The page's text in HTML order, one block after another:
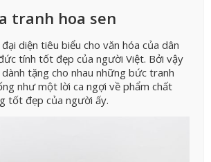
tranh hoa sen
diện tiêu biểu cho văn hóa của dân
tính tốt đẹp của người Việt. Bởi vậy
tặng cho nhau những bức tranh
như một lời ca ngợi về phẩm chất
tốt đẹp của người ấy.